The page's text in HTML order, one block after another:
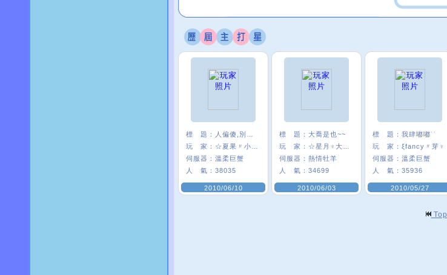
標 題：
玩 家：
伺服器： 溫柔巨蟹
人 氣： 38035
2010/06/10
標 題： 大喬是也~~
玩 家：
伺服器： 熱情牡羊
人 氣： 34699
2010/06/03
標 題： 我肆嘟嘟˙˙
玩 家： ξfancy〃芽♀
伺服器： 溫柔巨蟹
人 氣： 35936
2010/05/27
Top